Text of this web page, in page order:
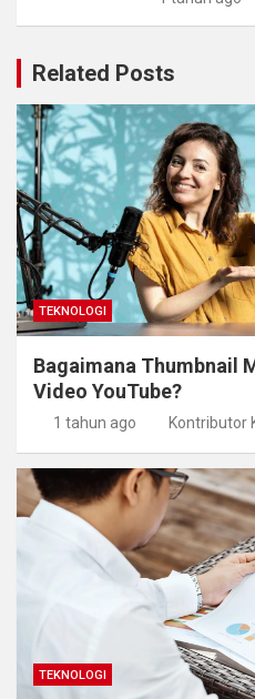
Related Posts
TEKNOLOGI
Bagaimana Thumbnail
Video YouTube?
1 tahun ago Kontributor
TEKNOLOGI